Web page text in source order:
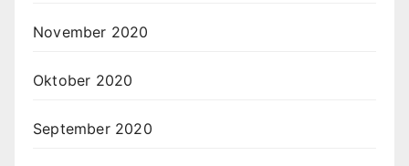
November 2020
Oktober 2020
September 2020